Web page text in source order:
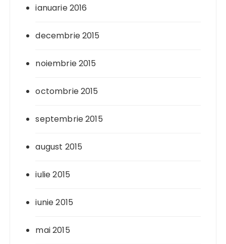
ianuarie 2016
decembrie 2015
noiembrie 2015
octombrie 2015
septembrie 2015
august 2015
iulie 2015
iunie 2015
mai 2015